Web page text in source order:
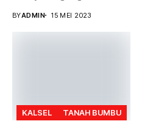
BYADMIN 15 MEI 2023
KALSEL TANAH BUMBU